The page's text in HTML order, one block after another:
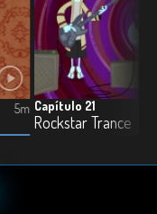
5m Capítulo 21
Rockstar Trance